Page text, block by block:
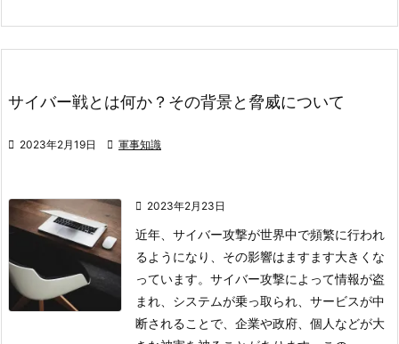
サイバー戦とは何か？その背景と脅威について
 2023年2月19日  軍事知識
 2023年2月23日
近年、サイバー攻撃が世界中で頻繁に行われ
るようになり、その影響はますます大きくな
っています。サイバー攻撃によって情報が盗
まれ、システムが乗っ取られ、サービスが中
断されることで、企業や政府、個人などが大